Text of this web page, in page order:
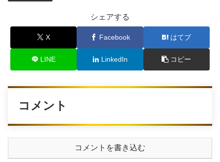
シェアする
X Facebook はてブ
LINE LinkedIn コピー
コメント
コメントを書き込む